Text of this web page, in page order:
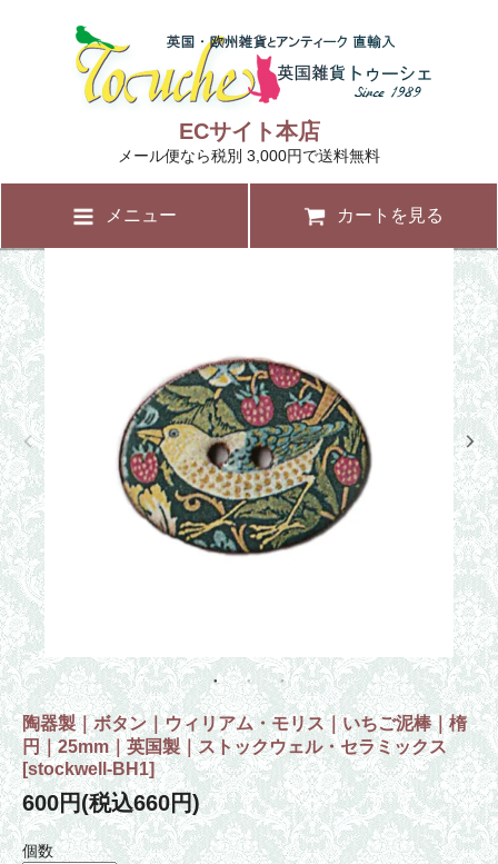
ECサイト本店
メール便なら税別 3,000円で送料無料
メニュー カートを見る
陶器製｜ボタン｜ウィリアム・モリス｜いちご泥棒｜楕
円｜25mm｜英国製｜ストックウェル・セラミックス
[stockwell-BH1]
600円(税込660円)
個数